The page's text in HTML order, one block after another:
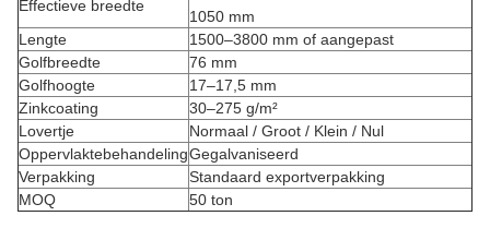
Effectieve breedte
1050 mm
Lengte
1500–3800 mm of aangepast
Golfbreedte
76 mm
Golfhoogte
17–17,5 mm
Zinkcoating
30–275 g/m²
Lovertje
Normaal / Groot / Klein / Nul
OppervlaktebehandelingGegalvaniseerd
Verpakking
Standaard exportverpakking
MOQ
50 ton